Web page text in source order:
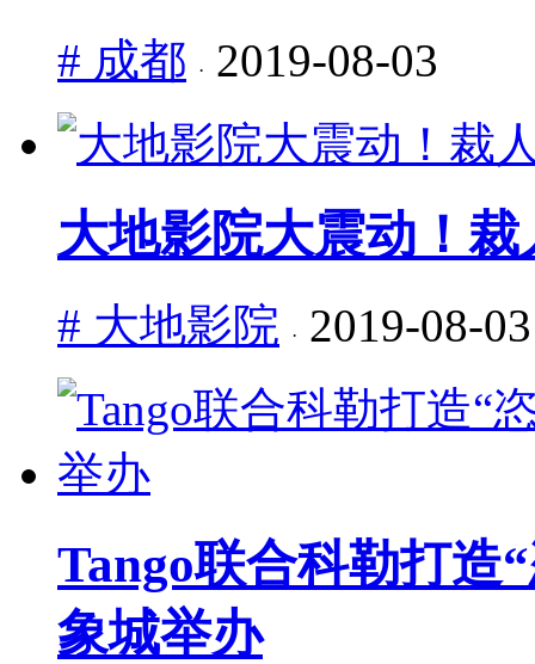
# 成都 · 2019-08-03
大地影院大震动！
# 大地影院 · 2019-08-03
Tango联合科勒打造
象城举办